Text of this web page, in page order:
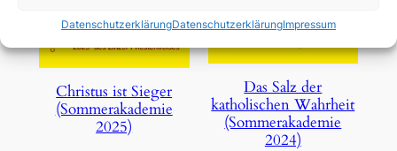
DatenschutzerklärungDatenschutzerklärungImpressum
Christus ist Sieger
(Sommerakademie
2025)
Das Salz der
katholischen Wahrheit
(Sommerakademie
2024)